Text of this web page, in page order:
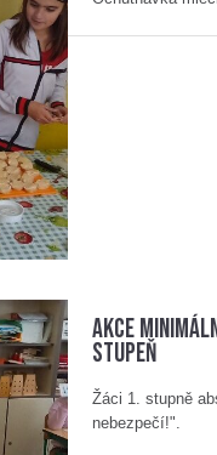
Akce
stupeň
Žáci 1. stupně
nebezpečí!".